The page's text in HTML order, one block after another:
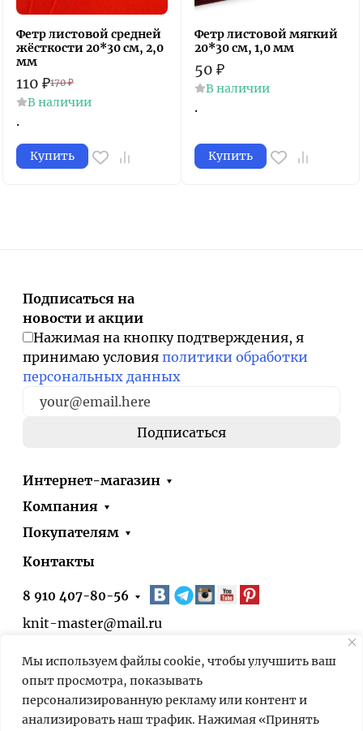
Мы используем файлы cookie, чтобы улучшить ваш
опыт просмотра, показывать
персонализированную рекламу или контент и
анализировать наш трафик. Нажимая «Принять
Фетр листовой средней
жёсткости 20*30 см, 2,0
мм
110 ₽170 ₽
В наличии
.
Купить
Фетр листовой мягкий
20*30 см, 1,0 мм
50 ₽
В наличии
.
Купить
Подписаться на
новости и акции
Нажимая на кнопку подтверждения, я
принимаю условия политики обработки
персональных данных
Интернет-магазин
Компания
Покупателям
Контакты
8 910 407-80-56
knit-master@mail.ru
* 24/7 – оформить заказ на сайте можно
круглосуточно. Выдача заказов в нашем
пункте выдачи – по предварительной
договорённости.